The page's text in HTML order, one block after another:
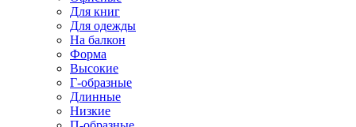
Для книг
Для одежды
На балкон
Форма
Высокие
Г-образные
Длинные
Низкие